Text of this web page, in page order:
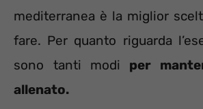
mediterranea è la miglior
fare. Per quanto riguarda
sono tanti modi per
allenato.